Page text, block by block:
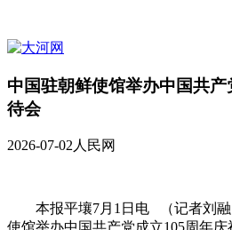
中国驻朝鲜使馆举办中国共
待会
2026-07-02人民网
本报平壤7月1日电 （记者刘融